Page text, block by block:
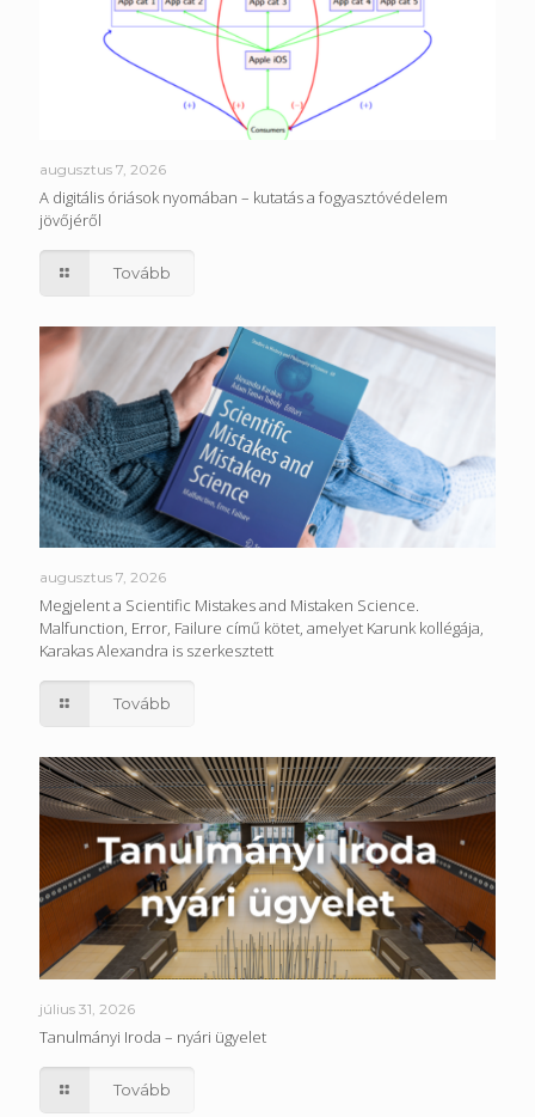
augusztus 7, 2026
A digitális óriások nyomában – kutatás a fogyasztóvédelem
jövőjéről
Tovább
augusztus 7, 2026
Megjelent a Scientific Mistakes and Mistaken Science.
Malfunction, Error, Failure című kötet, amelyet Karunk kollégája,
Karakas Alexandra is szerkesztett
Tovább
július 31, 2026
Tanulmányi Iroda – nyári ügyelet
Tovább